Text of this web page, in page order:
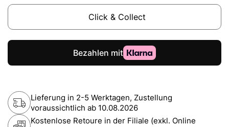
Click & Collect
Lieferung in 2-5 Werktagen, Zustellung
voraussichtlich ab 10.08.2026
Kostenlose Retoure in der Filiale (exkl. Online